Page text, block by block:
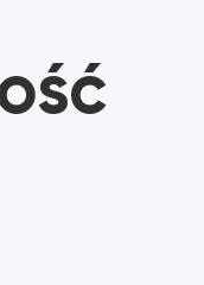
wieloma